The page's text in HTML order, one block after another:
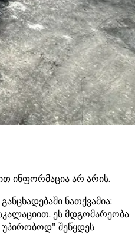
ინფორმაცია არ არის.
ნათქვამია:
ეს მდგომარეობა
უპირობოდ" შეწყდეს